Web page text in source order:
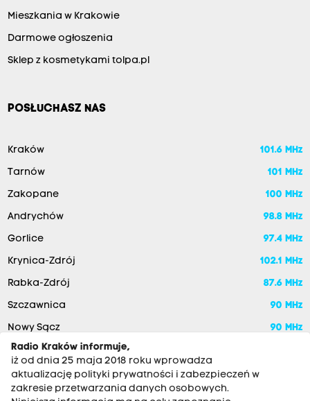
Mieszkania w Krakowie
Darmowe ogłoszenia
Sklep z kosmetykami tolpa.pl
POSŁUCHASZ NAS
Kraków 101.6 MHz
Tarnów 101 MHz
Zakopane 100 MHz
Andrychów 98.8 MHz
Gorlice 97.4 MHz
Krynica-Zdrój 102.1 MHz
Rabka-Zdrój 87.6 MHz
Szczawnica 90 MHz
Nowy Sącz
90 MHz
Radio Kraków informuje,
iż od dnia 25 maja 2018 roku wprowadza
aktualizację polityki prywatności i zabezpieczeń w
zakresie przetwarzania danych osobowych.